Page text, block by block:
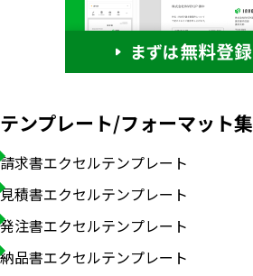
テンプレート/フォーマット集
請求書エクセルテンプレート
見積書エクセルテンプレート
発注書エクセルテンプレート
納品書エクセルテンプレート